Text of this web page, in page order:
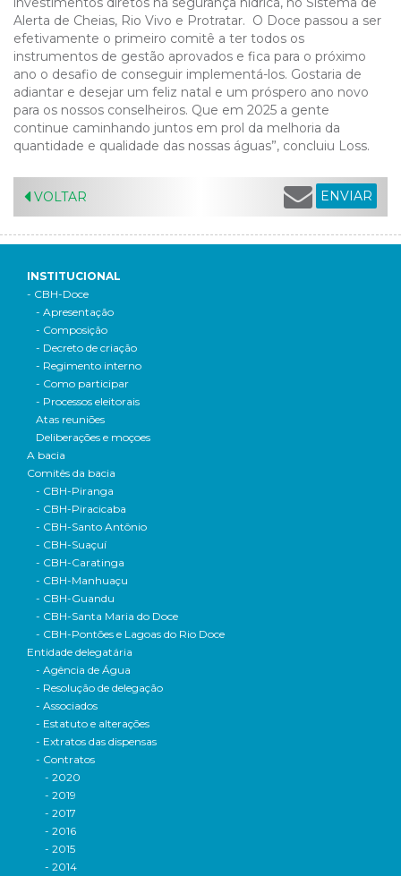
Alerta de Cheias, Rio Vivo e Protratar. O Doce passou a ser
efetivamente o primeiro comitê a ter todos os
instrumentos de gestão aprovados e fica para o próximo
ano o desafio de conseguir implementá-los. Gostaria de
adiantar e desejar um feliz natal e um próspero ano novo
para os nossos conselheiros. Que em 2025 a gente
continue caminhando juntos em prol da melhoria da
quantidade e qualidade das nossas águas”, concluiu Loss.
VOLTAR ENVIAR
INSTITUCIONAL
- CBH-Doce
- Apresentação
- Composição
- Decreto de criação
- Regimento interno
- Como participar
- Processos eleitorais
Atas reuniões
Deliberações e moçoes
A bacia
Comitês da bacia
- CBH-Piranga
- CBH-Piracicaba
- CBH-Santo Antônio
- CBH-Suaçuí
- CBH-Caratinga
- CBH-Manhuaçu
- CBH-Guandu
- CBH-Santa Maria do Doce
- CBH-Pontões e Lagoas do Rio Doce
Entidade delegatária
- Agência de Água
- Resolução de delegação
- Associados
- Estatuto e alterações
- Extratos das dispensas
- Contratos
- 2020
- 2019
- 2017
- 2016
- 2015
- 2014